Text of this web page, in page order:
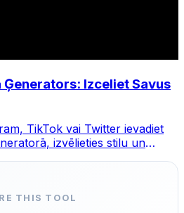
Izceliet Savus
TikTok vai Twitter ievadiet
izvēlieties stilu un
THIS TOOL